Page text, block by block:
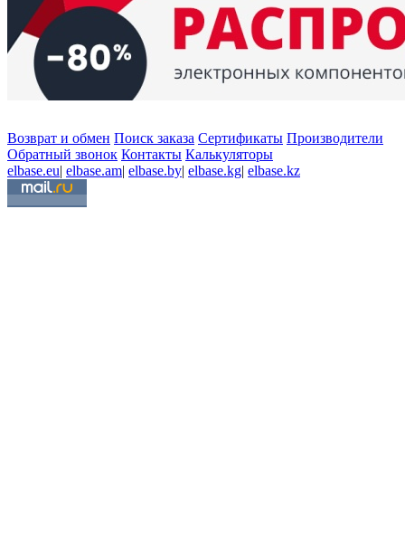
Возврат и обмен Поиск заказа Сертификаты Производители
Обратный звонок Контакты Калькуляторы
elbase.eu elbase.am elbase.by elbase.kg elbase.kz